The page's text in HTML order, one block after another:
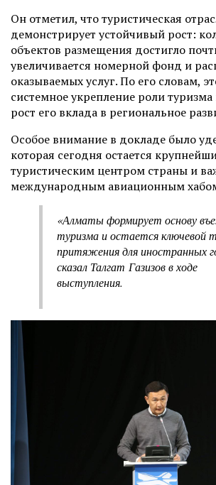
Он отметил, что туристическая
демонстрирует устойчивый рост:
объектов размещения достигло
увеличивается номерной фонд и
оказываемых услуг. По его словам,
системное укрепление роли
рост его вклада в региональное
Особое внимание в докладе было
которая сегодня остается
туристическим центром страны и
международным авиационным
«Алматы формирует основу
туризма и остается ключевой
притяжения для иностранных
сказал Талгат Газизов в ходе
выступления.